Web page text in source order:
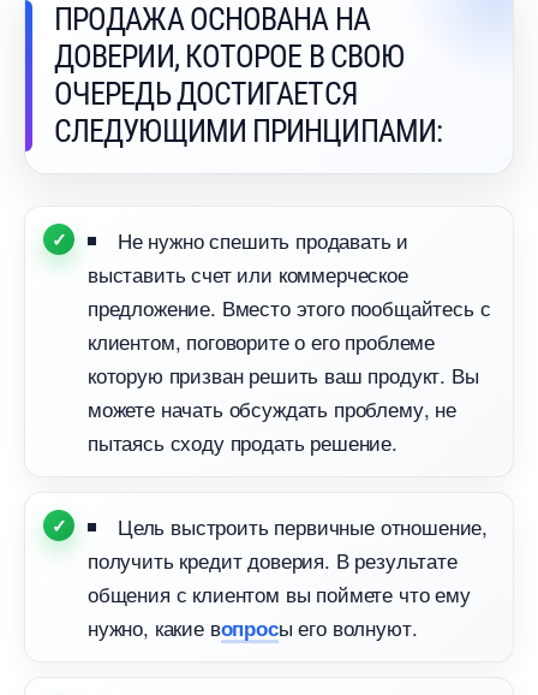
ПРОДАЖА ОСНОВАНА НА
ДОВЕРИИ, КОТОРОЕ В СВОЮ
ОЧЕРЕДЬ ДОСТИГАЕТСЯ
СЛЕДУЮЩИМИ ПРИНЦИПАМИ:
Не нужно спешить продавать и
ыставить счет или коммерческое
предложение. Вместо этого пообщайтесь с
клиентом, поговорите о его проблеме
которую призван решить ваш продукт. Вы
можете начать обсуждать проблему, не
пытаясь сходу продать решение.
Цель выстроить первичные отношение,
получить кредит доверия. В результате
общения с клиентом вы поймете что ему
нужно, какиеопросы его волнуют.